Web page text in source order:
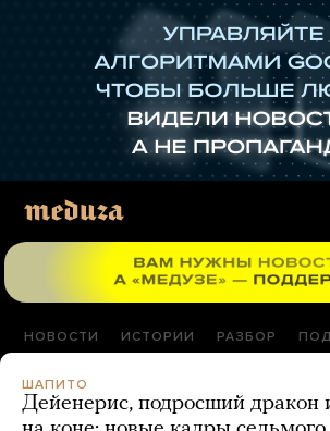
НОВОСТИ ИСТОРИИ РАЗБОР
ШАПИТО
Дейенерис, подросший дракон